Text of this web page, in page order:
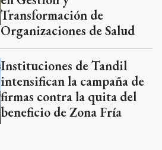
Transformación de
Organizaciones de Salud
Instituciones de Tandil
intensifican la campaña de
firmas contra la quita del
beneficio de Zona Fría